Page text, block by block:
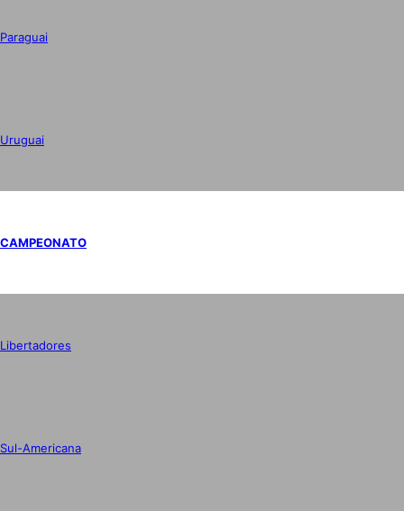
Paraguai
Uruguai
CAMPEONATO
Libertadores
Sul-Americana